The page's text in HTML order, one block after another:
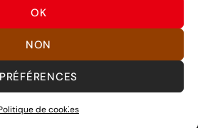
OK
NON
PRÉFÉRENCES
de cookies
©SWITCH FAN